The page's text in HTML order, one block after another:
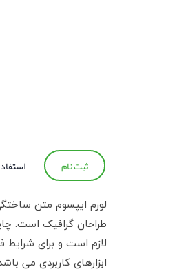
ثبت نام
لورم ایپسوم متن
طراحان گرافیک است.
لازم است و برای شرایط
ابزارهای کاربردی می